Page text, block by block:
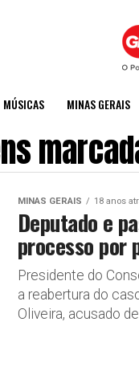
MÚSICAS MINAS GERAIS
MINAS GERAIS 18 anos
Deputado e
processo por
Presidente do
a reabertura do
Oliveira, acusado